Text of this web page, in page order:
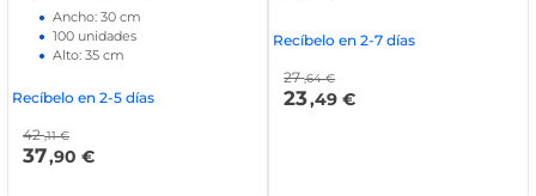
Ancho: 30 cm
100 unidades
Alto: 35 cm
Recíbelo en 2-5 días
42 ,11 €
37,90 €
Recíbelo en 2-7 días
27 ,64 €
23,49 €